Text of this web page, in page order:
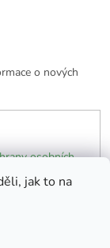
jak to na
o nových
osobních